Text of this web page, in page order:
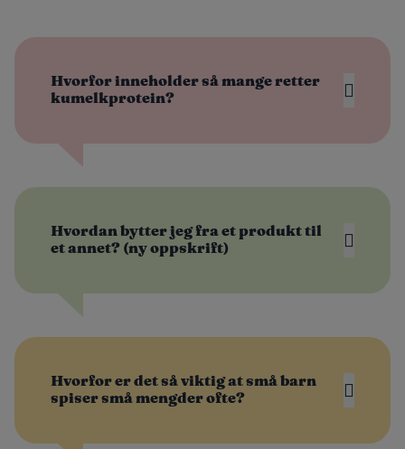
Hvorfor inneholder så mange retter
kumelkprotein?
Hvordan bytter jeg fra et produkt til
et annet? (ny oppskrift)
Hvorfor er det så viktig at små barn
spiser små mengder ofte?